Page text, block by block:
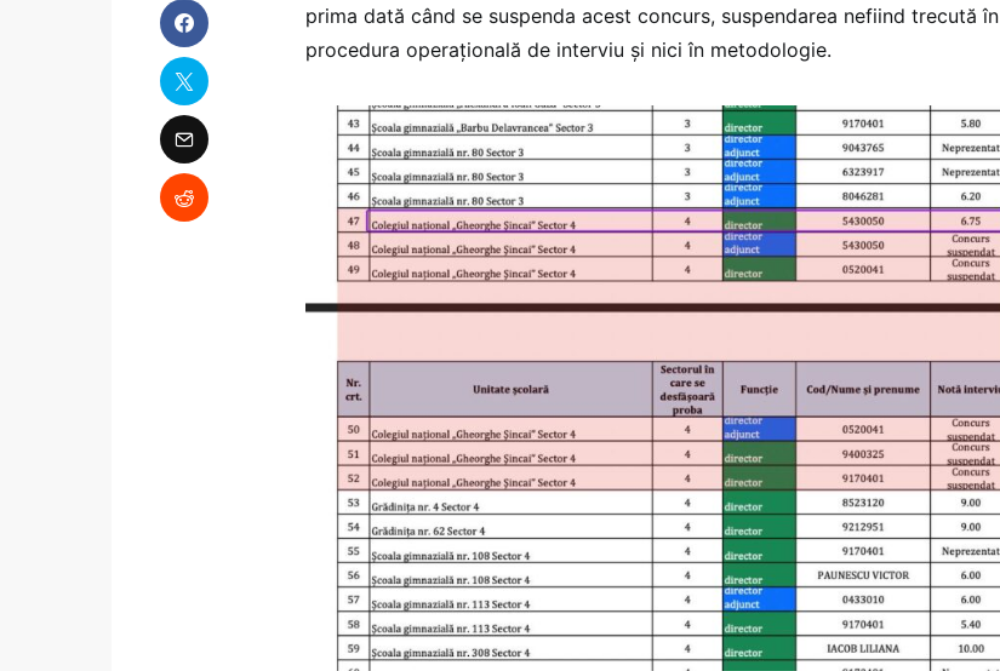
prima dată când se suspenda acest concurs, suspendarea nefiind trecută în
procedura operațională de interviu și nici în metodologie.